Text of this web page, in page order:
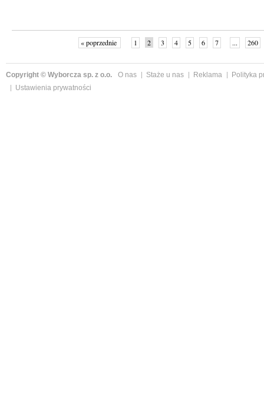
« poprzednie 1 2 3 4 5 6 7 ... 260
Copyright © Wyborcza sp. z o.o. O nas Staże u nas Reklama
Polityka
Ustawienia prywatności